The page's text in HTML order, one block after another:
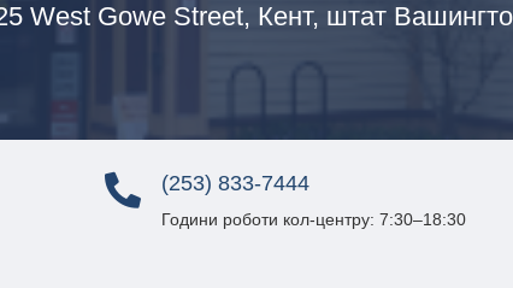
West Gowe Street, Кент, штат
 (253) 833-7444
Години роботи кол-центру: 7:30–18:30